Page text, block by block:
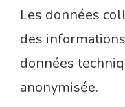
Les données
des
données
anonymisée.